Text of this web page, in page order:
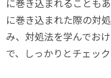
に巻き込まれることも
に巻き込まれた際の対
み、対処法を学んでお
で、しっかりとチェック